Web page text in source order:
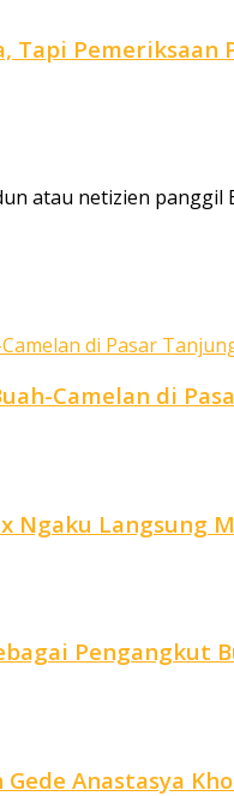
Pemeriksaan
atau netizien
Camelan di
Ngaku Langsung
Pengangkut
Anastasya